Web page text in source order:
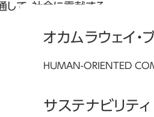
て、社会に貢献する。
オカムラウェイ・
HUMAN-ORIENTED
ご紹介しています。
サステナビリティ